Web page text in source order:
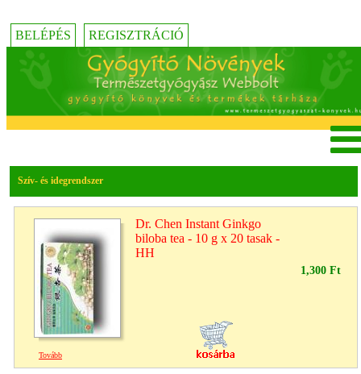
BELÉPÉS REGISZTRÁCIÓ
Szív- és idegrendszer
Dr. Chen Instant Ginkgo
biloba tea - 10 g x 20 tasak -
HH
1,300 Ft
Tovább